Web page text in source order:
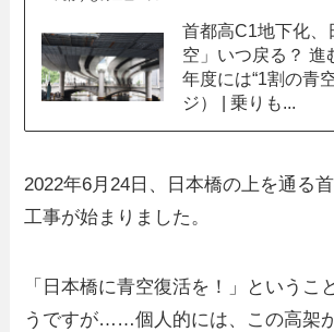
首都高C1地下化、
空」いつ戻る？ 進
年度には“1割の青
ジ） | 乗りも...
2022年6月24日、日本橋の上を通る
工事が始まりました。
「日本橋に青空復活を！」というこ
うですが……個人的には、この高架